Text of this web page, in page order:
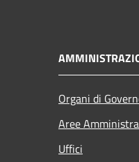
Organi di
Aree
Uffici